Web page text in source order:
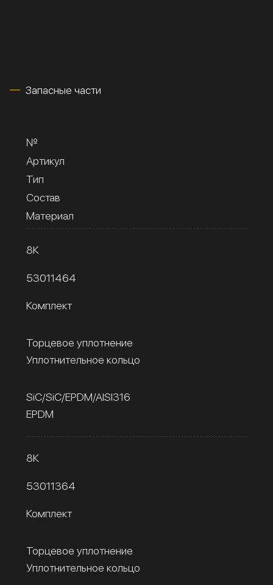
Запасные части
№
Артикул
Тип
Состав
Материал
8К
53011464
Комплект
Торцевое уплотнение
Уплотнительное кольцо
SiC/SiC/EPDM/AISI316
EPDM
8К
53011364
Комплект
Торцевое уплотнение
Уплотнительное кольцо